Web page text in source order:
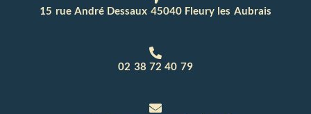
15 rue André Dessaux 45040 Fleury les Aubrais
02 38 72 40 79